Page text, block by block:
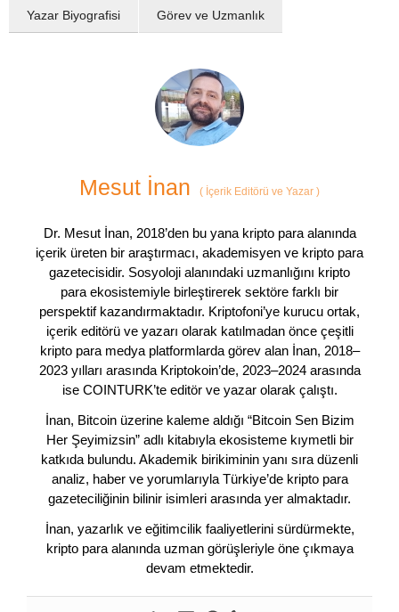
Yazar Biyografisi Görev ve Uzmanlık
Mesut İnan ( İçerik Editörü ve Yazar )
Dr. Mesut İnan, 2018’den bu yana kripto para alanında
içerik üreten bir araştırmacı, akademisyen ve kripto para
gazetecisidir. Sosyoloji alanındaki uzmanlığını kripto
para ekosistemiyle birleştirerek sektöre farklı bir
perspektif kazandırmaktadır. Kriptofoni’ye kurucu ortak,
içerik editörü ve yazarı olarak katılmadan önce çeşitli
kripto para medya platformlarda görev alan İnan, 2018–
2023 yılları arasında Kriptokoin’de, 2023–2024 arasında
ise COINTURK’te editör ve yazar olarak çalıştı.
İnan, Bitcoin üzerine kaleme aldığı “Bitcoin Sen Bizim
Her Şeyimizsin” adlı kitabıyla ekosisteme kıymetli bir
katkıda bulundu. Akademik birikiminin yanı sıra düzenli
analiz, haber ve yorumlarıyla Türkiye’de kripto para
gazeteciliğinin bilinir isimleri arasında yer almaktadır.
İnan, yazarlık ve eğitimcilik faaliyetlerini sürdürmekte,
kripto para alanında uzman görüşleriyle öne çıkmaya
devam etmektedir.